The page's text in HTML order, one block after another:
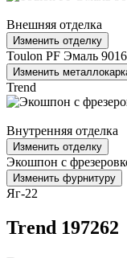
Внешняя отделка
Изменить отделку
Toulon PF Эмаль 9016
Изменить
Trend
Внутренняя отделка
Изменить отделку
Экошпон с
Изменить фурнитуру
Яг-22
Trend 197262